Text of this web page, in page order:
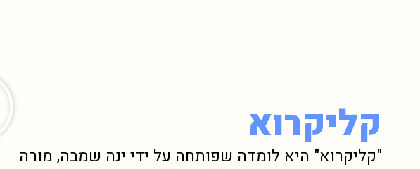
קליקרוא
"קליקרוא" היא לומדה שפותחה על ידי ינה שמבה, מורה